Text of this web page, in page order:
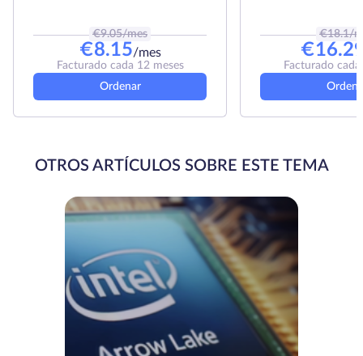
€9.05/mes
€8.15/mes
Facturado cada 12 meses
Ordenar
€18.1/
€
Facturado
OTROS ARTÍCULOS SOBRE ESTE TEMA